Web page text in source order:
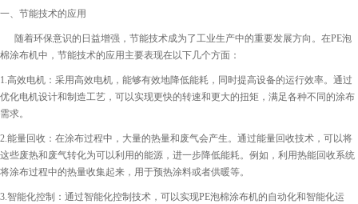
一、节能技术的应用
随着环保意识的日益增强，节能技术成为了工业生产中的重要发展方向。在PE泡
棉涂布机中，节能技术的应用主要表现在以下几个方面：
1.高效电机：采用高效电机，能够有效地降低能耗，同时提高设备的运行效率。通过
优化电机设计和制造工艺，可以实现更快的转速和更大的扭矩，满足各种不同的涂布
需求。
2.能量回收：在涂布过程中，大量的热量和废气会产生。通过能量回收技术，可以将
这些废热和废气转化为可以利用的能源，进一步降低能耗。例如，利用热能回收系统
将涂布过程中的热量收集起来，用于预热涂料或者供暖等。
3.智能化控制：通过智能化控制技术，可以实现PE泡棉涂布机的自动化和智能化运